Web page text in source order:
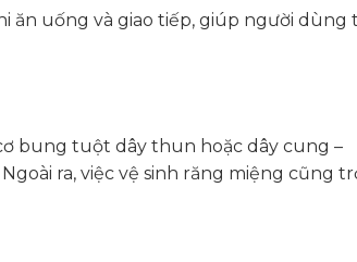
ăn uống và giao tiếp, giúp người dùng
bung tuột dây thun hoặc dây cung –
ra, việc vệ sinh răng miệng cũng